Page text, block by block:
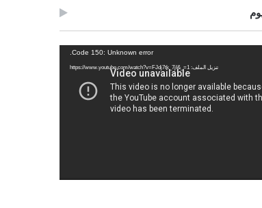
Code 150: Unknown error.
تنزيل الملف: https://www.youtube.com/watch?v=FJdj7tk_7jI&_=1